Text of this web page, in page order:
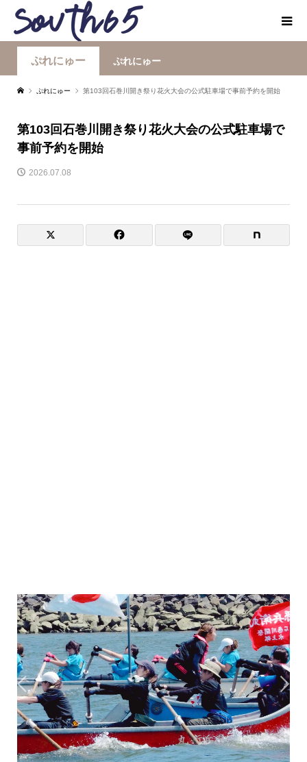
ぷれにゅー ぷれにゅー
ぷれにゅー 第103回石巻川開き祭り花火大会の公式駐車場で事前予約を開始
第103回石巻川開き祭り花火大会の公式駐車場で
事前予約を開始
2026.07.08